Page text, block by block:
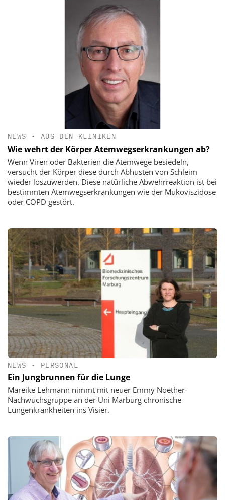
NEWS • AUS DEN KLINIKEN
Wie wehrt der Körper Atemwegserkrankungen ab?
Wenn Viren oder Bakterien die Atemwege besiedeln,
versucht der Körper diese durch Abhusten von Schleim
wieder loszuwerden. Diese natürliche Abwehrreaktion ist bei
bestimmten Atemwegserkrankungen wie der Mukoviszidose
oder COPD gestört.
NEWS • PERSONAL
Ein Jungbrunnen für die Lunge
Mareike Lehmann nimmt mit neuer Emmy Noether-
Nachwuchsgruppe an der Uni Marburg chronische
Lungenkrankheiten ins Visier.